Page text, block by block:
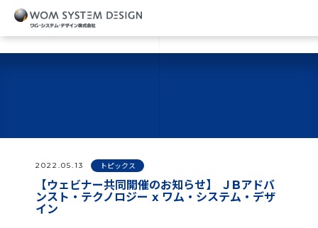
2022.05.13 トピックス
【ウェビナー共同開催のお知らせ】 ＪBアドバ
ンスト・テクノロジー x ワム・システム・デザ
イン